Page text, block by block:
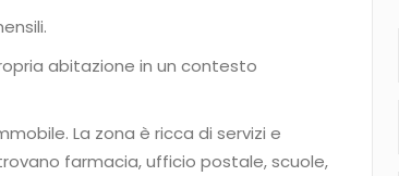
abitazione in un contesto
La zona è ricca di servizi e
farmacia, ufficio postale, scuole,